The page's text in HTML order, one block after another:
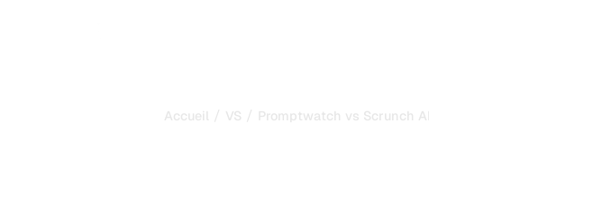
Accueil / VS / Promptwatch vs Scrunch AI